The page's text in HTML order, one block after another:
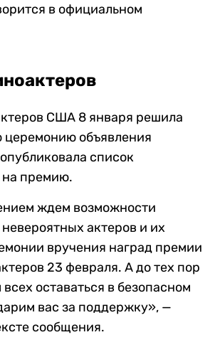
в официальном
США 8 января решила
церемонию объявления
список
на премию.
ждем возможности
актеров и их
вручения наград премии
23 февраля. А до тех пор
оставаться в безопасном
вас за поддержку», —
сообщения.